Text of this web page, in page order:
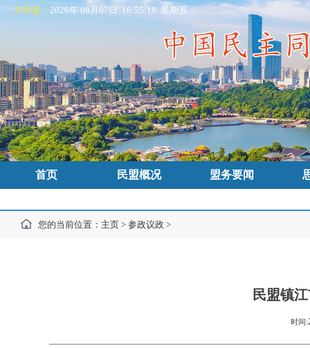
今天是： 2026年 08月07日 16:55:19 星期五
首页 民盟概况 盟务要闻
您的当前位置： 主页 > 参政议政 >
民盟镇
时间: